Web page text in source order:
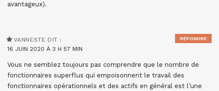
avantageux).
VANNESTE DIT :
16 JUIN 2020 À 3 H 57 MIN
Vous ne semblez toujours pas comprendre que le nombre de
fonctionnaires superflus qui empoisonnent le travail des
fonctionnaires opérationnels et des actifs en général est l’une
RÉPONDRE